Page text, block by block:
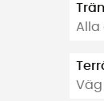
Alla